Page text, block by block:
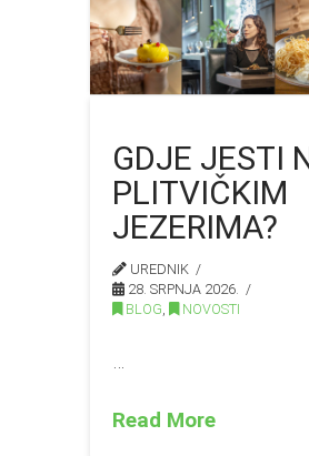
GDJE JESTI
PLITVIČKIM
JEZERIMA?
UREDNIK
28. SRPNJA 2026.
BLOG, NOVOSTI
Read More